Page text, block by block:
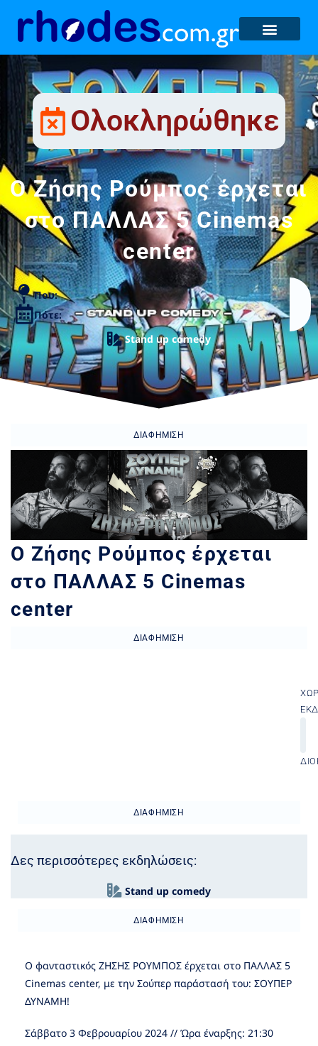
Ολοκληρώθηκε
O Ζήσης Ρούμπος έρχεται
στο ΠΑΛΛΑΣ 5 Cinemas
center
Που:
Πότε:
Stand up comedy
ΔΙΑΦΉΜΙΣΗ
O Ζήσης Ρούμπος έρχεται
στο ΠΑΛΛΑΣ 5 Cinemas
center
ΔΙΑΦΉΜΙΣΗ
ΔΙΑΦΉΜΙΣΗ
Δες περισσότερες εκδηλώσεις:
Stand up comedy
ΔΙΑΦΉΜΙΣΗ
Ο φανταστικός ΖΗΣΗΣ ΡΟΥΜΠΟΣ έρχεται στο ΠΑΛΛΑΣ 5
Cinemas center, με την Σούπερ παράστασή του: ΣΟΥΠΕΡ
ΔΥΝΑΜΗ!
Σάββατο 3 Φεβρουαρίου 2024 // Ώρα έναρξης: 21:30